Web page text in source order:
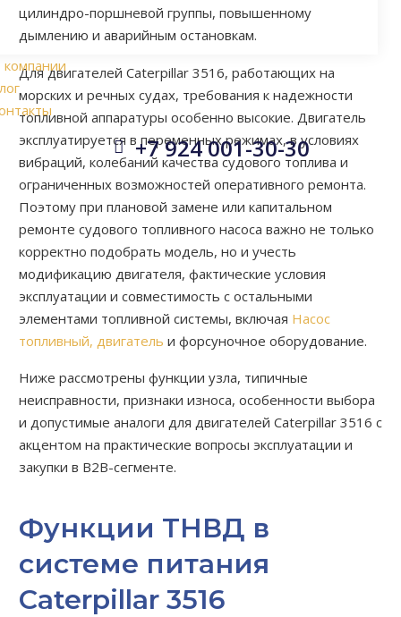

 +7 924 001-30-30
АРМАТУРА СУДОВАЯ
цилиндро-поршневой группы, повышенному
дымлению и аварийным остановкам.
Для двигателей Caterpillar 3516, работающих на
морских и речных судах, требования к надежности
топливной аппаратуры особенно высокие. Двигатель
эксплуатируется в переменных режимах, в условиях
вибраций, колебаний качества судового топлива и
ограниченных возможностей оперативного ремонта.
Поэтому при плановой замене или капитальном
ремонте судового топливного насоса важно не только
корректно подобрать модель, но и учесть
модификацию двигателя, фактические условия
эксплуатации и совместимость с остальными
элементами топливной системы, включая Насос
топливный, двигатель и форсуночное оборудование.
Ниже рассмотрены функции узла, типичные
неисправности, признаки износа, особенности выбора
и допустимые аналоги для двигателей Caterpillar 3516 с
акцентом на практические вопросы эксплуатации и
закупки в B2B-сегменте.
Функции ТНВД в
системе питания
Caterpillar 3516